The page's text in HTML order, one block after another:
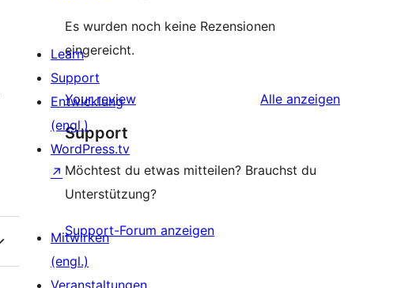
Es wurden noch keine Rezensionen
eingereicht.
Your review Alle Rezensionen
anzeigen
Support
Möchtest du etwas mitteilen? Brauchst du
Unterstützung?
Support-Forum anzeigen
Learn
Support
Entwicklung
(engl.)
WordPress.tv
↗
Mitwirken
(engl.)